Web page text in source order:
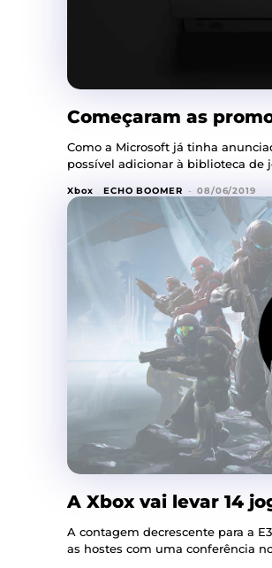
Começaram as
Como a Microsoft já tinha
possível adicionar à biblioteca de
Xbox ECHO BOOMER - 08/06/2019
A Xbox vai levar 14
A contagem decrescente para a
as hostes com uma conferência